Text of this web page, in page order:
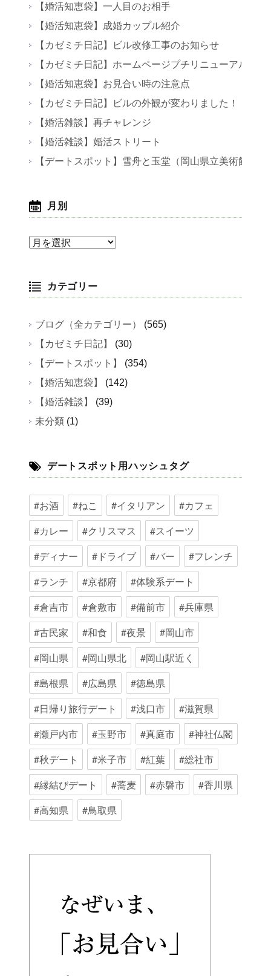
【婚活知恵袋】一人目のお相手
【婚活知恵袋】成婚カップル紹介
【カゼミチ日記】ビル改修工事のお知らせ
【カゼミチ日記】ホームページプチリニューアル
【婚活知恵袋】お見合い時の注意点
【カゼミチ日記】ビルの外観が変わりました！
【婚活雑談】再チャレンジ
【婚活雑談】婚活ストリート
【デートスポット】雪舟と玉堂（岡山県立美術館）
月別
月
カテゴリー
ブログ（全カテゴリー）
(565)
【カゼミチ日記】
(30)
【デートスポット】
(354)
【婚活知恵袋】
(142)
【婚活雑談】
(39)
未分類(1)
デートスポット用ハッシュタグ
#お酒 #ねこ #イタリアン
#カフェ
#カレー
#クリスマス
#スイーツ
#ディナー
#ドライブ #バー
#フレンチ
#ランチ
#京都府
#体験系デート
#倉吉市
#倉敷市 #備前市
#兵庫県
#古民家
#和食 #夜景
#岡山市
#岡山県
#岡山県北
#岡山駅近く
#島根県
#広島県
#徳島県
#日帰り旅行デート
#浅口市
#滋賀県
#瀬戸内市
#玉野市 #真庭市
#神社仏閣
#秋デート
#米子市 #紅葉
#総社市
#縁結びデート
#蕎麦 #赤磐市
#香川県
#高知県
#鳥取県